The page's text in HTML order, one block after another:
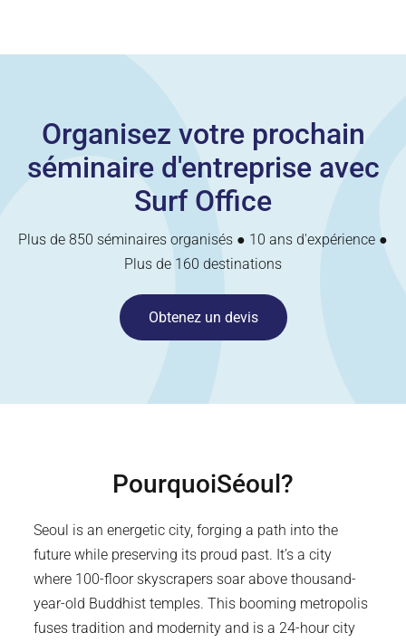
Organisez votre prochain
séminaire d'entreprise avec
Surf Office
Plus de 850 séminaires organisés ● 10 ans d'expérience ●
Plus de 160 destinations
Obtenez un devis
PourquoiSéoul?
Seoul is an energetic city, forging a path into the
future while preserving its proud past. It’s a city
where 100-floor skyscrapers soar above thousand-
year-old Buddhist temples. This booming metropolis
fuses tradition and modernity and is a 24-hour city